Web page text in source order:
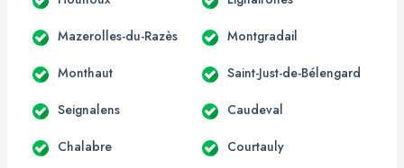
Mazerolles-du-Razès Montgradail
Monthaut Saint-Just-de-Bélengard
Seignalens Caudeval
Chalabre Courtauly